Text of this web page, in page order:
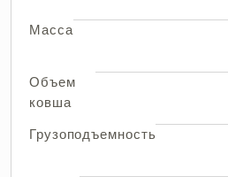
Масса
Объем
ковша
Грузоподъемность